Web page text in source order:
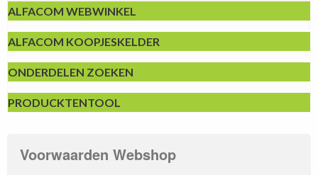
ALFACOM WEBWINKEL
ALFACOM KOOPJESKELDER
ONDERDELEN ZOEKEN
PRODUCKTENTOOL
Voorwaarden Webshop